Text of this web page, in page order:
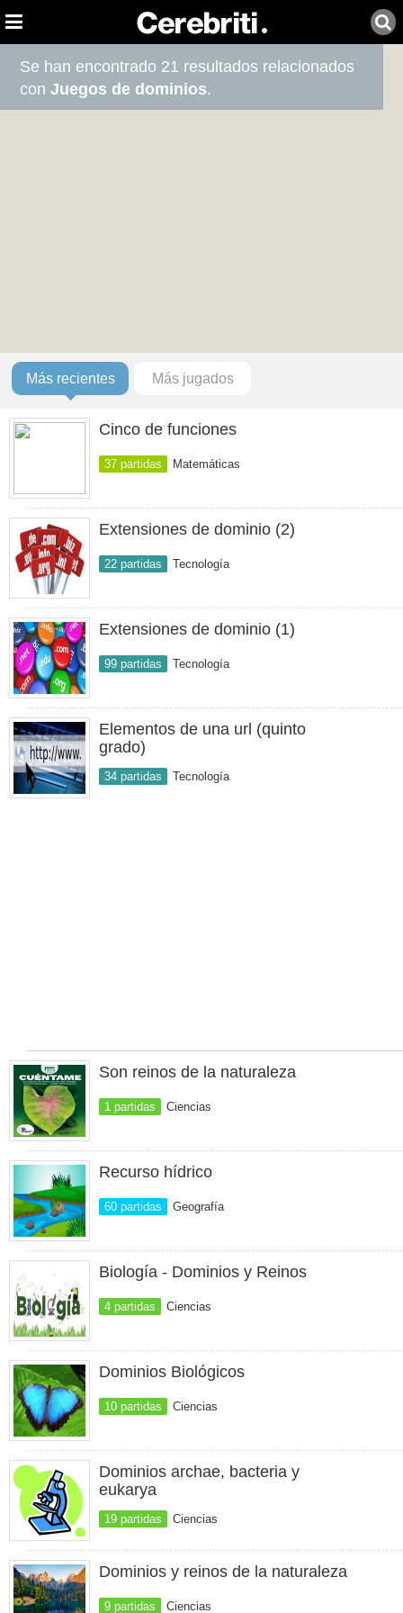
Se han encontrado 21 resultados relacionados
conJuegos de dominios.
Más recientes Más jugados
Cinco de funciones
37 partidas Matemáticas
Extensiones de dominio (2)
22 partidas Tecnología
Extensiones de dominio (1)
99 partidas Tecnología
Elementos de una url (quinto
grado)
34 partidas Tecnología
Son reinos de la naturaleza
1 partidas Ciencias
Recurso hídrico
60 partidas Geografía
Biología - Dominios y Reinos
4 partidas Ciencias
Dominios Biológicos
10 partidas Ciencias
Dominios archae, bacteria y
eukarya
19 partidas Ciencias
Dominios y reinos de la naturaleza
9 partidas Ciencias